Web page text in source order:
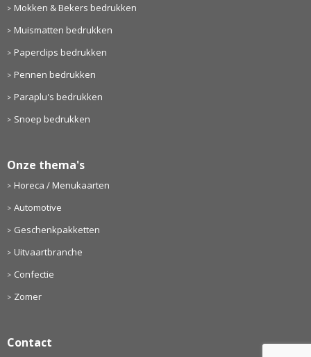
Mokken & Bekers bedrukken
Muismatten bedrukken
Paperclips bedrukken
Pennen bedrukken
Paraplu's bedrukken
Snoep bedrukken
Onze thema's
Horeca / Menukaarten
Automotive
Geschenkpakketten
Uitvaartbranche
Confectie
Zomer
Contact